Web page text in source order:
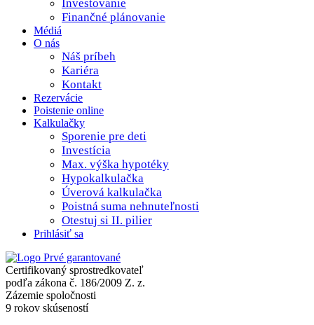
Investovanie
Finančné plánovanie
Médiá
O nás
Náš príbeh
Kariéra
Kontakt
Rezervácie
Poistenie online
Kalkulačky
Sporenie pre deti
Investícia
Max. výška hypotéky
Hypokalkulačka
Úverová kalkulačka
Poistná suma nehnuteľnosti
Otestuj si II. pilier
Prihlásiť sa
Certifikovaný sprostredkovateľ
podľa zákona č. 186/2009 Z. z.
Zázemie spoločnosti
9 rokov skúseností